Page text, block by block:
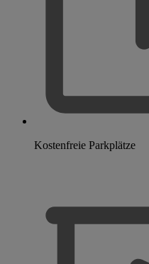
Kostenfreie Parkplätze